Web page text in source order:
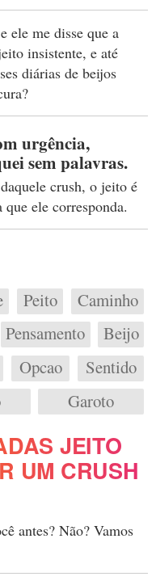
ele me disse que a
insistente, e até
diárias de beijos
urgência,
sem palavras.
crush, o jeito é
ele corresponda.
Peito
Caminho
Pensamento
Beijo
Opcao
Sentido
Garoto
JEITO
UM CRUSH
antes? Não? Vamos